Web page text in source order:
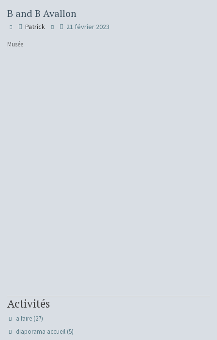
B and B Avallon
Patrick 21 février 2023
Musée
Activités
a faire (27)
diaporama accueil (5)